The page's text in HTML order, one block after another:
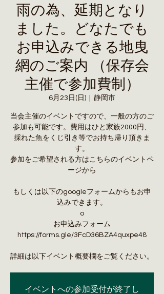
雨の為、延期となり
ました。どなたでも
お申込みできる地曳
網のご案内 （保存会
主催で参加費制）
6月23日(日) 静岡市
当会主催のイベントですので、一般の方のご
参加も可能です。費用はひと家族2000円、
採れた魚をくじ引き等でお持ち帰り頂きま
す。
参加をご希望される方はこちらのイベントペ
ージから
もしくは以下のgoogleフォームからもお申
込みできます。
o
お申込みフォーム
https://forms.gle/3FcD36BZA4quxpe48
詳細は以下イベント概要欄をご覧ください。
イベントへの参加受付が終了し